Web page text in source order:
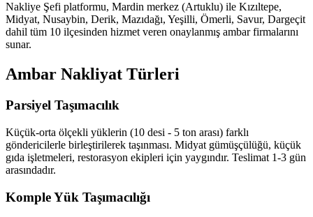
Nakliye Şefi platformu, Mardin merkez (Artuklu) ile Kızıltepe,
Midyat, Nusaybin, Derik, Mazıdağı, Yeşilli, Ömerli, Savur, Dargeçit
dahil tüm 10 ilçesinden hizmet veren onaylanmış ambar firmalarını
sunar.
Ambar Nakliyat Türleri
Parsiyel Taşımacılık
Küçük-orta ölçekli yüklerin (10 desi - 5 ton arası) farklı
göndericilerle birleştirilerek taşınması. Midyat gümüşçülüğü, küçük
gıda işletmeleri, restorasyon ekipleri için yaygındır. Teslimat 1-3 gün
arasındadır.
Komple Yük Taşımacılığı